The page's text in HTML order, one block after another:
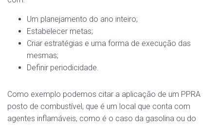
Um planejamento do ano inteiro;
Estabelecer metas;
Criar estratégias e uma forma de execução das
mesmas;
Definir periodicidade.
Como exemplo podemos citar a aplicação de um PPRA
posto de combustível, que é um local que conta com
agentes inflamáveis, como é o caso da gasolina ou do